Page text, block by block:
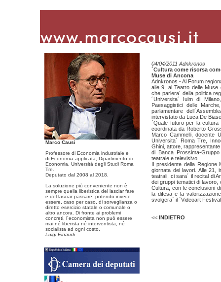
Marco Causi
Professore di Economia industriale e
di Economia applicata, Dipartimento di
Economia, Università degli Studi Roma
Tre.
Deputato dal 2008 al 2018.
La soluzione più conveniente non è
sempre quella liberistica del lasciar fare
e del lasciar passare, potendo invece
essere, caso per caso, di sorveglianza o
diretto esercizio statale o comunale o
altro ancora. Di fronte ai problemi
concreti, l´economista non può essere
mai né liberista né interventista, né
socialista ad ogni costo.
Luigi Einaudi
04/04/2011 Adnkronos
´Cultura come risorsa
Muse di Ancona
Adnkronos - Al Forum
alle 9, al Teatro delle Muse
che parlera´ della politica
´Universita´ Iulm di
Paesaggistici delle
parlamentare
intervistato da Luca De
´Quale futuro per la cultura
coordinata da Roberto
Marco Cammelli, docente
Universita´ Roma Tre,
Ghini, attore,
di Banca Prossima-
teatrale e televisivo.
Il presidente della Regione
giornata dei lavori. Alle 21,
teatrali, ci sara´ il recital di
dei gruppi tematici di lavoro,
Cultura, con le conclusioni
la difesa e la
svolgera´ il ´Videoart
<< INDIETRO